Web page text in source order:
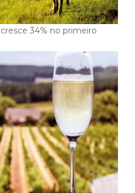
34% no primeiro